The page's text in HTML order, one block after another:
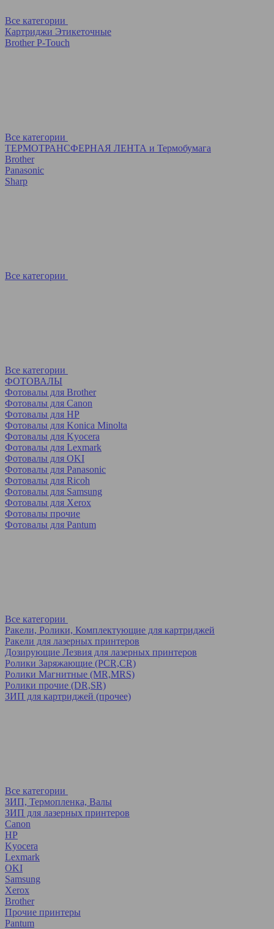
Все категории
Картриджи Этикеточные
Brother P-Touch
Все категории
ТЕРМОТРАНСФЕРНАЯ ЛЕНТА и Термобумага
Brother
Panasonic
Sharp
Все категории
Все категории
ФОТОВАЛЫ
Фотовалы для Brother
Фотовалы для Canon
Фотовалы для HP
Фотовалы для Koniсa Minolta
Фотовалы для Kyocera
Фотовалы для Lexmark
Фотовалы для OKI
Фотовалы для Panasonic
Фотовалы для Ricoh
Фотовалы для Samsung
Фотовалы для Xerox
Фотовалы прочие
Фотовалы для Pantum
Все категории
Ракели, Ролики, Комплектующие для картриджей
Ракели для лазерных принтеров
Дозирующие Лезвия для лазерных принтеров
Ролики Заряжающие (PCR,CR)
Ролики Магнитные (MR,MRS)
Ролики прочие (DR,SR)
ЗИП для картриджей (прочее)
Все категории
ЗИП, Термопленка, Валы
ЗИП для лазерных принтеров
Canon
HP
Kyocera
Lexmark
OKI
Samsung
Xerox
Brother
Прочие принтеры
Pantum